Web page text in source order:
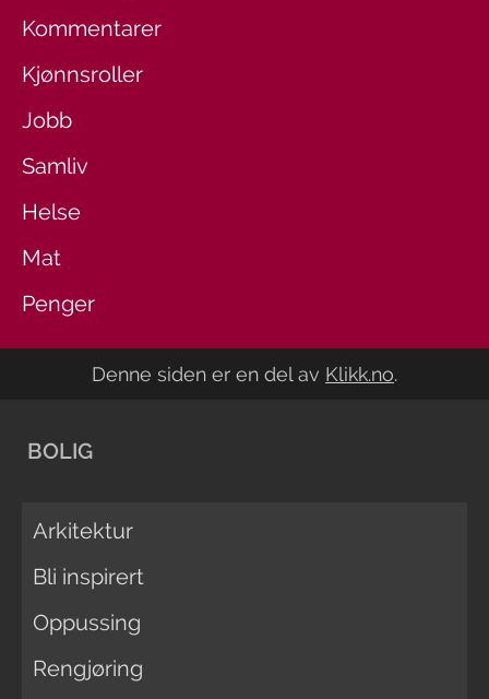
Kommentarer
Kjønnsroller
Jobb
Samliv
Helse
Mat
Penger
Denne siden er en del av Klikk.no.
BOLIG
Arkitektur
Bli inspirert
Oppussing
Rengjøring